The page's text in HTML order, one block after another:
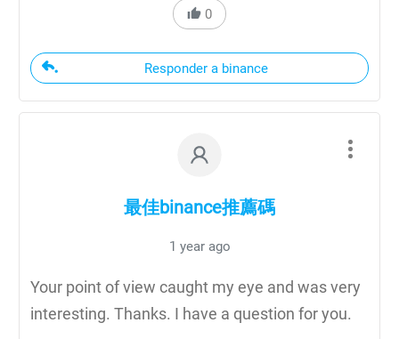
0
Responder a binance
最佳binance推薦碼
1 year ago
Your point of view caught my eye and was very
interesting. Thanks. I have a question for you.